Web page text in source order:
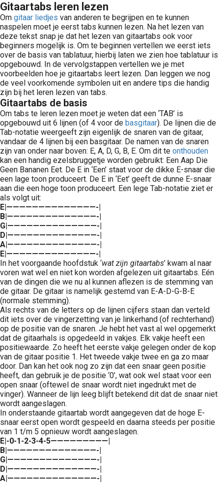
Gitaartabs leren lezen
Om gitaar liedjes van anderen te begrijpen en te kunnen
naspelen moet je eerst tabs kunnen lezen. Na het lezen van
deze tekst snap je dat het lezen van gitaartabs ook voor
beginners mogelijk is. Om te beginnen vertellen we eerst iets
over de basis van tablatuur, hierbij laten we zien hoe tablatuur is
opgebouwd. In de vervolgstappen vertellen we je met
voorbeelden hoe je gitaartabs leert lezen. Dan leggen we nog
de veel voorkomende symbolen uit en andere tips die handig
zijn bij het leren lezen van tabs.
Gitaartabs de basis
Om tabs te leren lezen moet je weten dat een ‘TAB’ is
opgebouwd uit 6 lijnen (of 4 voor de basgitaar). De lijnen die de
Tab-notatie weergeeft zijn eigenlijk de snaren van de gitaar,
vandaar de 4 lijnen bij een basgitaar. De namen van de snaren
zijn van onder naar boven: E, A, D, G, B, E. Om dit te onthouden
kan een handig ezelsbruggetje worden gebruikt: Een Aap Die
Geen Bananen Eet. De E in ‘Een’ staat voor de dikke E-snaar die
een lage toon produceert. De E in ‘Eet’ geeft de dunne E-snaar
aan die een hoge toon produceert. Een lege Tab-notatie ziet er
als volgt uit:
E|——————————————-|
B|——————————————-|
G|——————————————-|
D|——————————————-|
A|——————————————-|
E|——————————————-|
In het voorgaande hoofdstuk ‘wat zijn gitaartabs’ kwam al naar
voren wat wel en niet kon worden afgelezen uit gitaartabs. Eén
van de dingen die we nu al kunnen aflezen is de stemming van
de gitaar. De gitaar is namelijk gestemd van E-A-D-G-B-E
(normale stemming).
Als rechts van de letters op de lijnen cijfers staan dan verteld
dit iets over de vingerzetting van je linkerhand (of rechterhand)
op de positie van de snaren. Je hebt het vast al wel opgemerkt
dat de gitaarhals is opgedeeld in vakjes. Elk vakje heeft een
positiewaarde. Zo heeft het eerste vakje gelegen onder de kop
van de gitaar positie 1. Het tweede vakje twee en ga zo maar
door. Dan kan het ook nog zo zijn dat een snaar geen positie
heeft, dan gebruik je de positie ‘0’, wat ook wel staat voor een
open snaar (oftewel de snaar wordt niet ingedrukt met de
vinger). Wanneer de lijn leeg blijft betekend dit dat de snaar niet
wordt aangeslagen.
In onderstaande gitaartab wordt aangegeven dat de hoge E-
snaar eerst open wordt gespeeld en daarna steeds per positie
van 1 t/m 5 opnieuw wordt aangeslagen.
E|-0-1-2-3-4-5—————————|
B|——————————————-|
G|——————————————-|
D|——————————————-|
A|——————————————-|